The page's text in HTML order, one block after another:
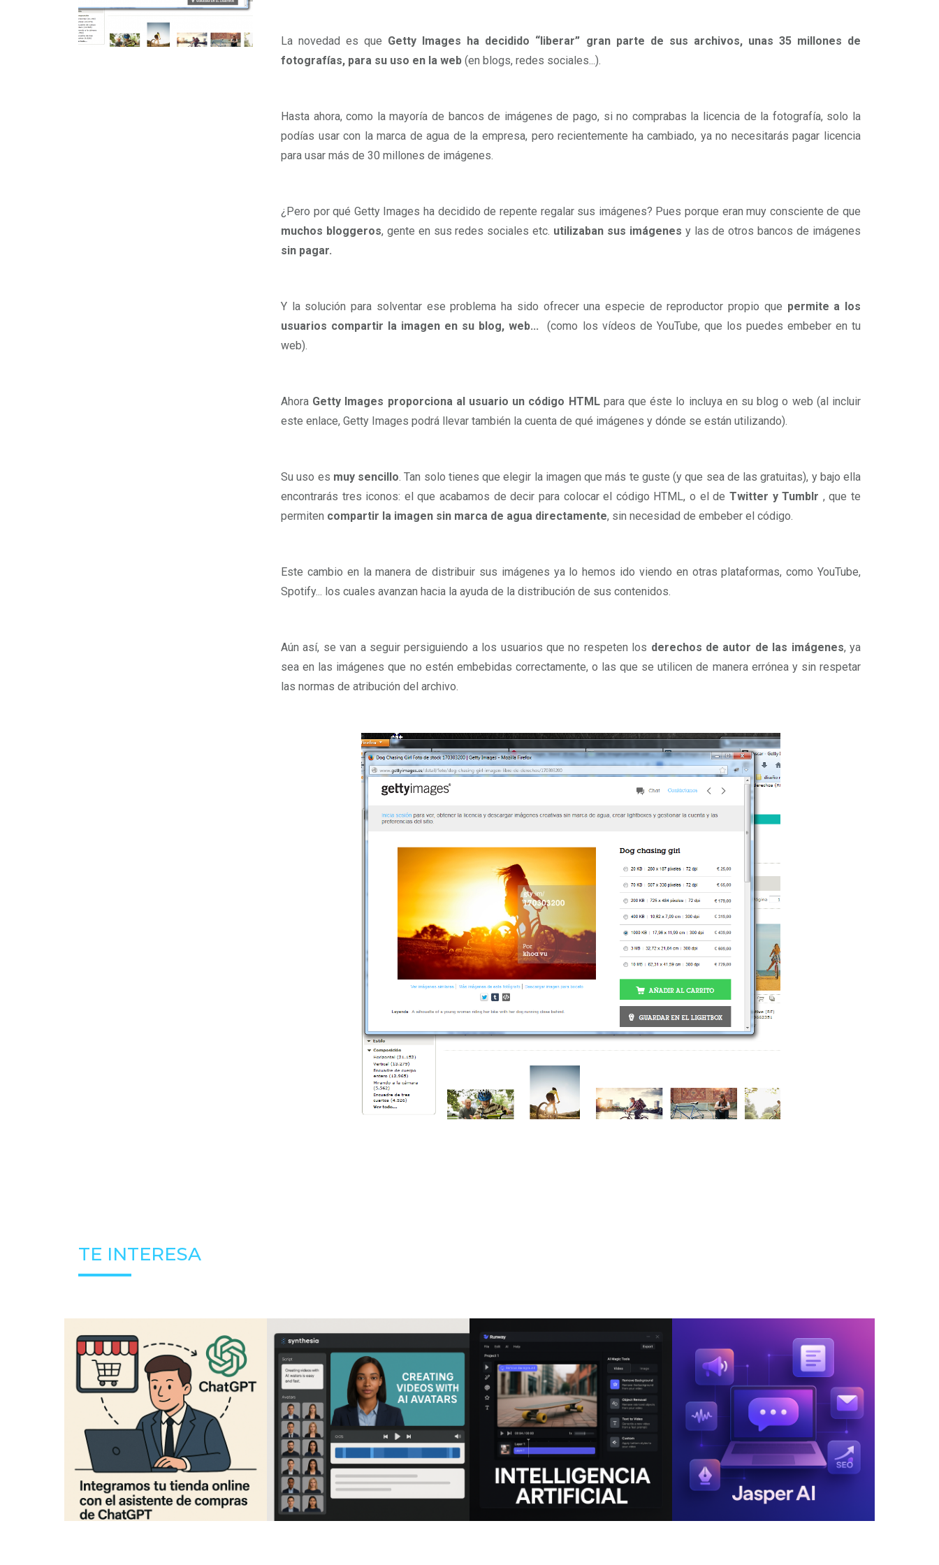
La novedad es que Getty Images ha decidido “liberar” gran parte de sus archivos, unas 35 millones de
fotografías, para su uso en la web (en blogs, redes sociales...).
Hasta ahora, como la mayoría de bancos de imágenes de pago, si no comprabas la licencia de la fotografía, solo la
podías usar con la marca de agua de la empresa, pero recientemente ha cambiado, ya no necesitarás pagar licencia
para usar más de 30 millones de imágenes.
¿Pero por qué Getty Images ha decidido de repente regalar sus imágenes? Pues porque eran muy consciente de que
muchos bloggeros, gente en sus redes sociales etc. utilizaban sus imágenes y las de otros bancos de imágenes
sin pagar.
Y la solución para solventar ese problema ha sido ofrecer una especie de reproductor propio que permite a los
usuarios compartir la imagen en su blog, web...(como los vídeos de YouTube, que los puedes embeber en tu
web).
Ahora Getty Images proporciona al usuario un código HTMLpara que éste lo incluya en su blog o web (al incluir
este enlace, Getty Images podrá llevar también la cuenta de qué imágenes y dónde se están utilizando).
Su uso es muy sencillo. Tan solo tienes que elegir la imagen que más te guste (y que sea de las gratuitas), y bajo ella
encontrarás tres iconos: el que acabamos de decir para colocar el código HTML, o el de Twitter y Tumblr , que te
permiten compartir la imagen sin marca de agua directamente, sin necesidad de embeber el código.
Este cambio en la manera de distribuir sus imágenes ya lo hemos ido viendo en otras plataformas, como YouTube,
Spotify... los cuales avanzan hacia la ayuda de la distribución de sus contenidos.
Aún así, se van a seguir persiguiendo a los usuarios que no respeten los derechos de autor de las imágenes, ya
sea en las imágenes que no estén embebidas correctamente, o las que se utilicen de manera errónea y sin respetar
las normas de atribución del archivo.
TE INTERESA